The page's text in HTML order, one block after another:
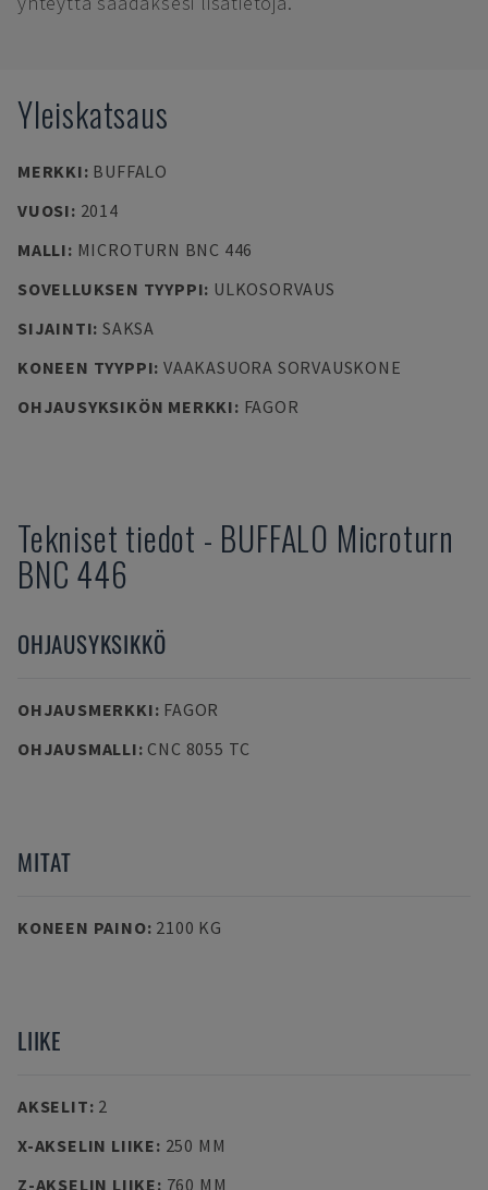
Yleiskatsaus
MERKKI: BUFFALO
VUOSI: 2014
MALLI: MICROTURN BNC 446
SOVELLUKSEN TYYPPI: ULKOSORVAUS
SIJAINTI: SAKSA
KONEEN TYYPPI: VAAKASUORA SORVAUSKONE
OHJAUSYKSIKÖN MERKKI: FAGOR
Tekniset tiedot - BUFFALO Microturn
BNC 446
OHJAUSYKSIKKÖ
OHJAUSMERKKI: FAGOR
OHJAUSMALLI: CNC 8055 TC
MITAT
KONEEN PAINO: 2100 KG
LIIKE
AKSELIT: 2
X-AKSELIN LIIKE: 250 MM
Z-AKSELIN LIIKE: 760 MM